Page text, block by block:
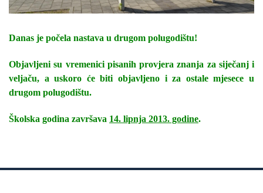
Danas je počela nastava u drugom polugodištu!
Objavljeni su vremenici pisanih provjera znanja za siječanj i
veljaču, a uskoro će biti objavljeno i za ostale mjesece u
drugom polugodištu.
Školska godina završava 14. lipnja 2013. godine.